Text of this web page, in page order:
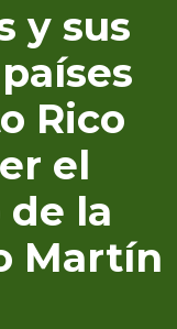
y sus
Rico
el
la
Martín